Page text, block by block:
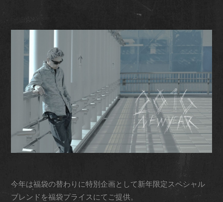
今年は福袋の替わりに特別企画として新年限定スペシャル
ブレンドを福袋プライスにてご提供。